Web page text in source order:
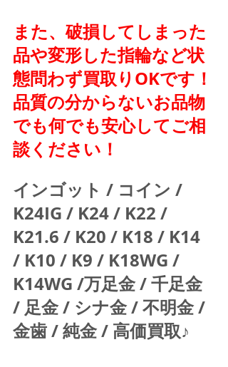
また、破損してしまった
品や変形した指輪など状
態問わず買取りOKです！
品質の分からないお品物
でも何でも安心してご相
談ください！
インゴット / コイン /
K24IG / K24 / K22 /
K21.6 / K20 / K18 / K14
/ K10 / K9 / K18WG /
K14WG /万足金 / 千足金
/ 足金 / シナ金 / 不明金 /
金歯 / 純金 / 高価買取♪